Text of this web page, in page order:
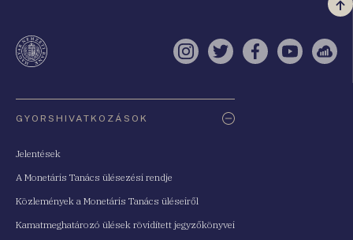
a
Instagram
TwitterFacebook
YouTube
GYORSHIVATKOZÁSOK
Jelentések
A Monetáris Tanács ülésezési rendje
Közlemények a Monetáris Tanács üléseiről
Kamatmeghatározó ülések rövidített jegyzőkönyvei